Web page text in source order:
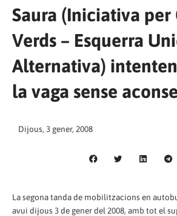
Saura (Iniciativa per
Verds – Esquerra
Alternativa)
la vaga sense
Dijous, 3 gener, 2008
La segona tanda de mobilitzacions en
avui dijous 3 de gener del 2008, amb tot el